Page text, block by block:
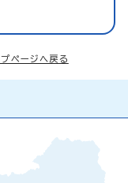
プページへ戻る